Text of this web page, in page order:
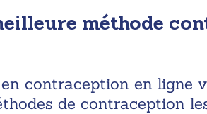
méthode
contraception en ligne
de contraception